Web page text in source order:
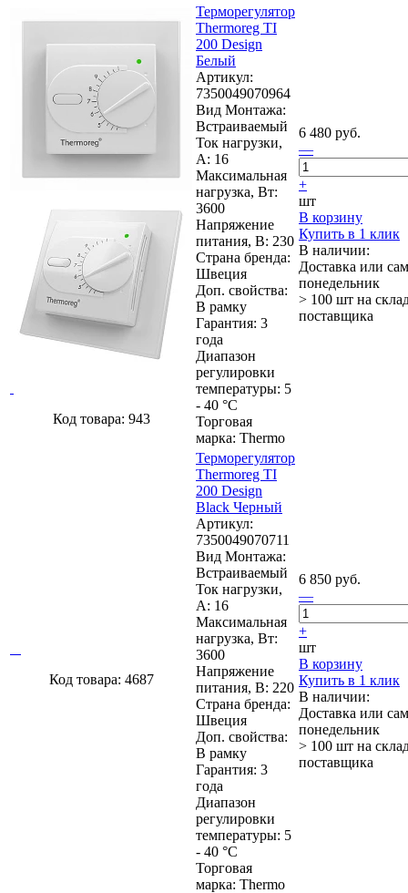
Код товара: 943
Терморегулятор
Thermoreg TI
200 Design
Белый
Артикул:
7350049070964
Вид Монтажа:
Встраиваемый
Ток нагрузки,
А: 16
Максимальная
нагрузка, Вт:
3600
Напряжение
питания, В: 230
Страна бренда:
Швеция
Доп. свойства:
В рамку
Гарантия: 3
года
Диапазон
регулировки
температуры: 5
- 40 °C
Торговая
марка: Thermo
6 480 руб.
—
+
шт
В корзину
Купить в 1 клик
В наличии:
Доставка или
понедельник
> 100 шт на
поставщика
Код товара: 4687
Терморегулятор
Thermoreg TI
200 Design
Black Черный
Артикул:
7350049070711
Вид Монтажа:
Встраиваемый
Ток нагрузки,
А: 16
Максимальная
нагрузка, Вт:
3600
Напряжение
питания, В: 220
Страна бренда:
Швеция
Доп. свойства:
В рамку
Гарантия: 3
года
Диапазон
регулировки
температуры: 5
- 40 °C
Торговая
марка: Thermo
6 850 руб.
—
+
шт
В корзину
Купить в 1 клик
В наличии:
Доставка или
понедельник
> 100 шт на
поставщика